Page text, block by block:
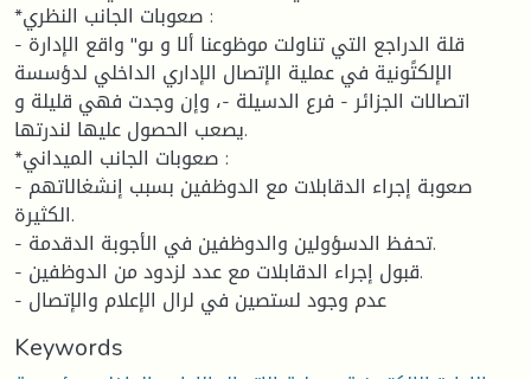
*صعوبات الجانب النظري :
- قلة الدراجع التي تناولت موظوعنا ألا و ىو" واقع الإدارة
الإلكتًونية في عملية الإتصال الإداري الداخلي لدؤسسة
اتصالات الجزائر - فرع الدسيلة -، وإن وجدت فهي قليلة و
يصعب الحصول عليها لندرتها.
*صعوبات الجانب الميداني :
- صعوبة إجراء الدقابلات مع الدوظفين بسبب إنشغالاتهم
الكثيرة.
- تحفظ الدسؤولين والدوظفين في الأجوبة الدقدمة.
- قبول إجراء الدقابلات مع عدد لزدود من الدوظفين.
- عدم وجود لستصين في لرال الإعلام والإتصال
Keywords